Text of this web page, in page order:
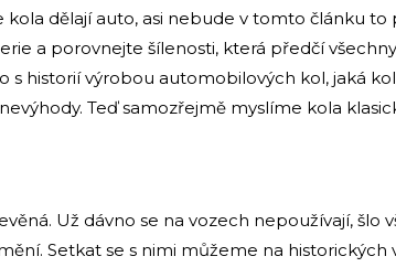
dělají auto, asi nebude v tomto článku to
a porovnejte šílenosti, která předčí
s historií výrobou automobilových kol, jaká
Teď samozřejmě myslíme kola
Už dávno se na vozech nepoužívají, šlo
Setkat se s nimi můžeme na historických